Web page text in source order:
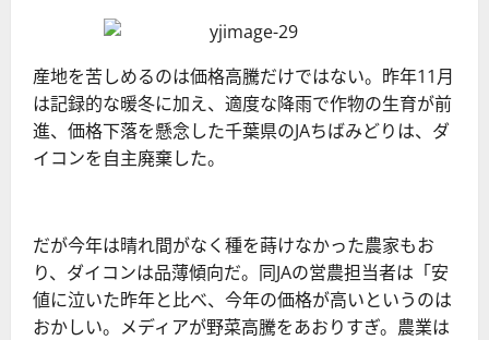
産地を苦しめるのは価格高騰だけではない。昨年11月
は記録的な暖冬に加え、適度な降雨で作物の生育が前
進、価格下落を懸念した千葉県のJAちばみどりは、ダ
イコンを自主廃棄した。
だが今年は晴れ間がなく種を蒔けなかった農家もお
り、ダイコンは品薄傾向だ。同JAの営農担当者は「安
値に泣いた昨年と比べ、今年の価格が高いというのは
おかしい。メディアが野菜高騰をあおりすぎ。農業は